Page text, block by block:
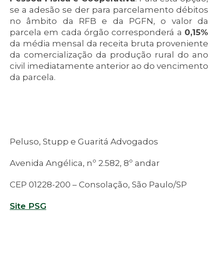
se a adesão se der para parcelamento débitos
no âmbito da RFB e da PGFN, o valor da
parcela em cada órgão corresponderá a 0,15%
da média mensal da receita bruta proveniente
da comercialização da produção rural do ano
civil imediatamente anterior ao do vencimento
da parcela.
Peluso, Stupp e Guaritá Advogados
Avenida Angélica, nº 2.582, 8º andar
CEP 01228-200 – Consolação, São Paulo/SP
Site PSG